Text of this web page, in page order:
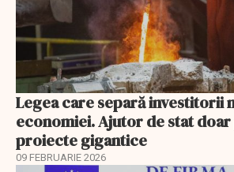
Legea care separă investitorii
economiei. Ajutor de stat
proiecte gigantice
09 FEBRUARIE 2026